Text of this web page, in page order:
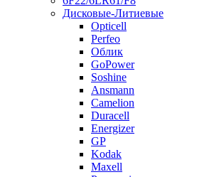
Дисковые-Литиевые
Opticell
Perfeo
Облик
GoPower
Soshine
Ansmann
Camelion
Duracell
Energizer
GP
Kodak
Maxell